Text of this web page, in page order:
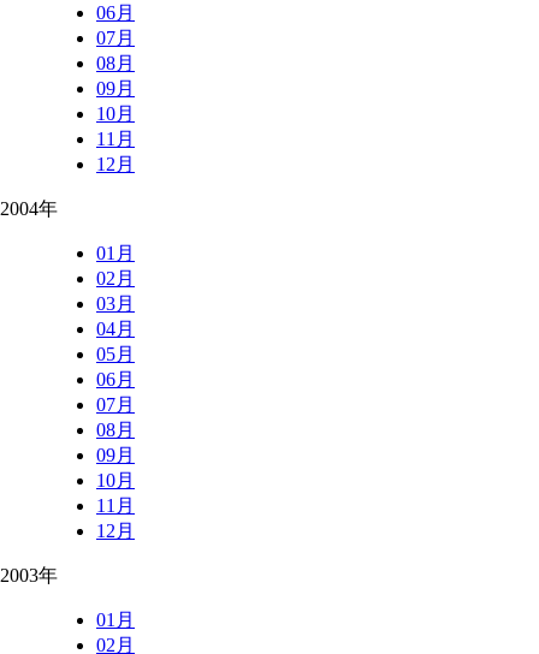
06月
07月
08月
09月
10月
11月
12月
2004年
01月
02月
03月
04月
05月
06月
07月
08月
09月
10月
11月
12月
2003年
01月
02月